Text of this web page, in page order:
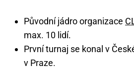
Původní jádro organizace
max. 10 lidí.
První turnaj se konal v
v Praze.